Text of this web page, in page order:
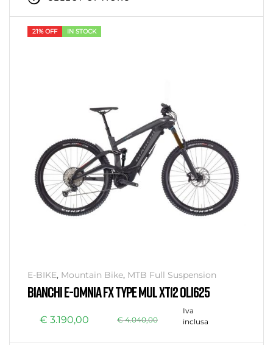
21% OFF IN STOCK
E-BIKE, Mountain Bike, MTB Full Suspension
BIANCHI E-OMNIA FX TYPE MUL XT12 OLI625
€4.040,00
€ 3.190,00
Iva
inclusa